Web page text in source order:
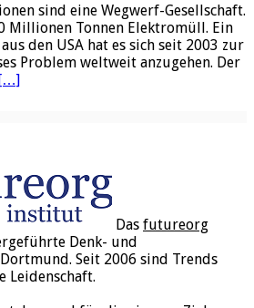
sind eine Wegwerf-Gesellschaft.
Millionen Tonnen Elektromüll. Ein
den USA hat es sich seit 2003 zur
Problem weltweit anzugehen. Der
Das futureorg
Denk- und
Seit 2006 sind Trends
Leidenschaft.